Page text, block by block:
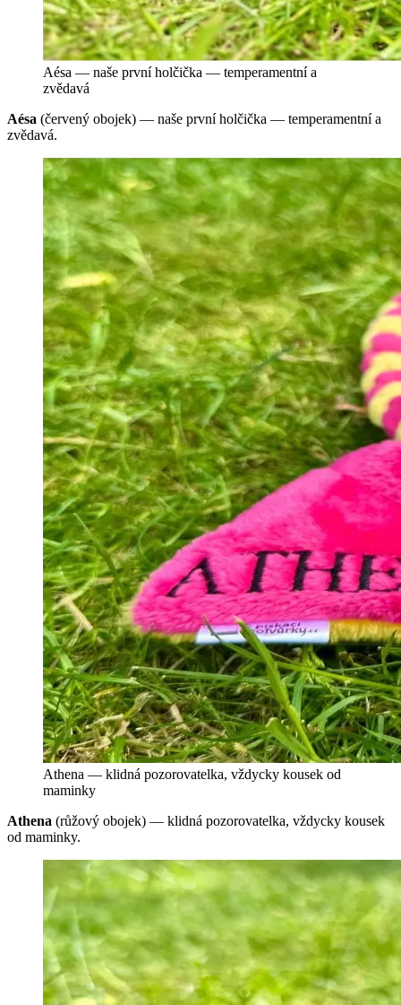
Aésa — naše první holčička — temperamentní a
zvědavá
Aésa (červený obojek) — naše první holčička — temperamentní a
zvědavá.
Athena — klidná pozorovatelka, vždycky kousek od
maminky
Athena (růžový obojek) — klidná pozorovatelka, vždycky kousek
od maminky.